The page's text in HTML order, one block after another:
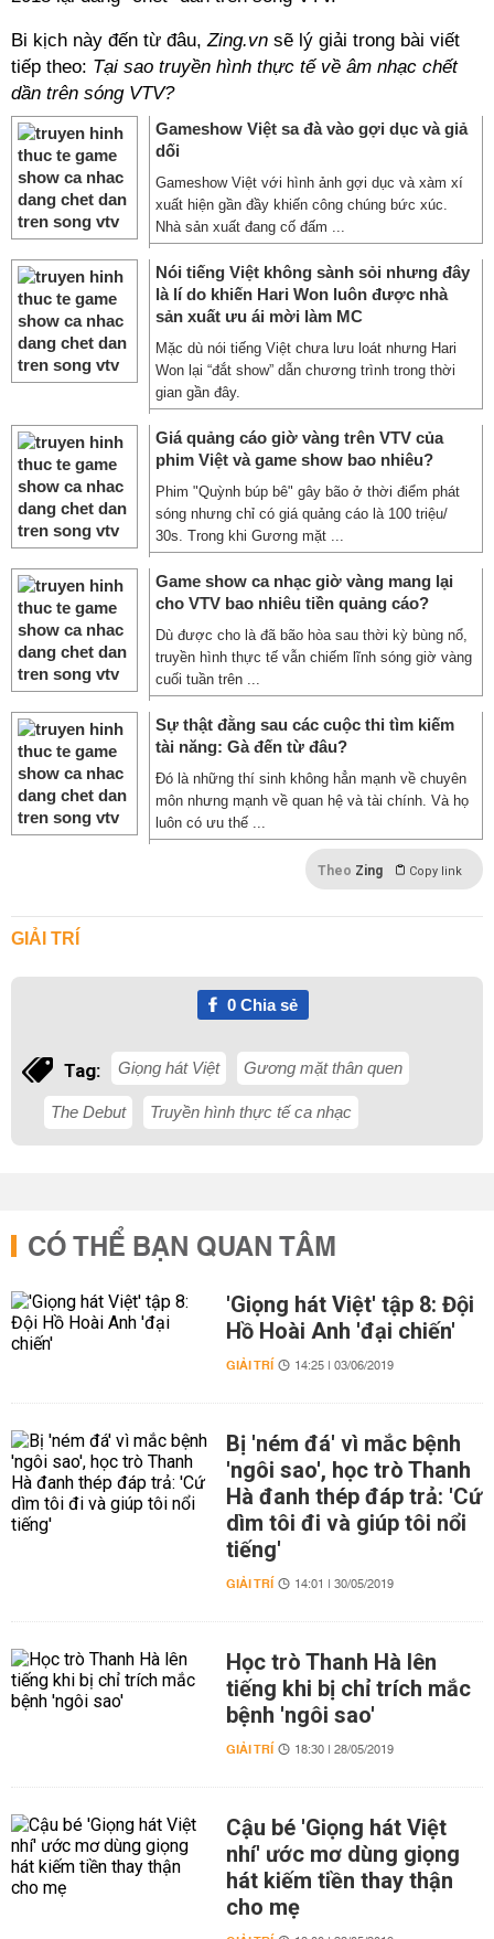
Bi kịch này đến từ đâu,Zing.vn sẽ lý giải trong bài viết
tiếp theo: Tại sao truyền hình thực tế về âm nhạc chết
dần trên sóng VTV?
Gameshow Việt sa đà vào gợi dục và giả
dối
Gameshow Việt với hình ảnh gợi dục và xàm xí
xuất hiện gần đầy khiến công chúng bức xúc.
Nhà sản xuất đang cố đấm ...
Nói tiếng Việt không sành sỏi nhưng đây
là lí do khiến Hari Won luôn được nhà
sản xuất ưu ái mời làm MC
Mặc dù nói tiếng Việt chưa lưu loát nhưng Hari
Won lại “đắt show” dẫn chương trình trong thời
gian gần đây.
Giá quảng cáo giờ vàng trên VTV của
phim Việt và game show bao nhiêu?
Phim "Quỳnh búp bê" gây bão ở thời điểm phát
sóng nhưng chỉ có giá quảng cáo là 100 triệu/
30s. Trong khi Gương mặt ...
Game show ca nhạc giờ vàng mang lại
cho VTV bao nhiêu tiền quảng cáo?
Dù được cho là đã bão hòa sau thời kỳ bùng nổ,
truyền hình thực tế vẫn chiếm lĩnh sóng giờ vàng
cuối tuần trên ...
Sự thật đằng sau các cuộc thi tìm kiếm
tài năng: Gà đến từ đâu?
Đó là những thí sinh không hẳn mạnh về chuyên
môn nhưng mạnh về quan hệ và tài chính. Và họ
luôn có ưu thế ...
Theo Zing Copy link
GIẢI TRÍ
0Chia sẻ
Tag: Giọng hát Việt Gương mặt thân quen
The Debut Truyền hình thực tế ca nhạc
CÓ THỂ BẠN QUAN TÂM
'Giọng hát Việt' tập 8: Đội
Hồ Hoài Anh 'đại chiến'
GIẢI TRÍ 14:25 | 03/06/2019
Bị 'ném đá' vì mắc bệnh
'ngôi sao', học trò Thanh
Hà đanh thép đáp trả: 'Cứ
dìm tôi đi và giúp tôi nổi
tiếng'
GIẢI TRÍ 14:01 | 30/05/2019
Học trò Thanh Hà lên
tiếng khi bị chỉ trích mắc
bệnh 'ngôi sao'
GIẢI TRÍ 18:30 | 28/05/2019
Cậu bé 'Giọng hát Việt
nhí' ước mơ dùng giọng
hát kiếm tiền thay thận
cho mẹ